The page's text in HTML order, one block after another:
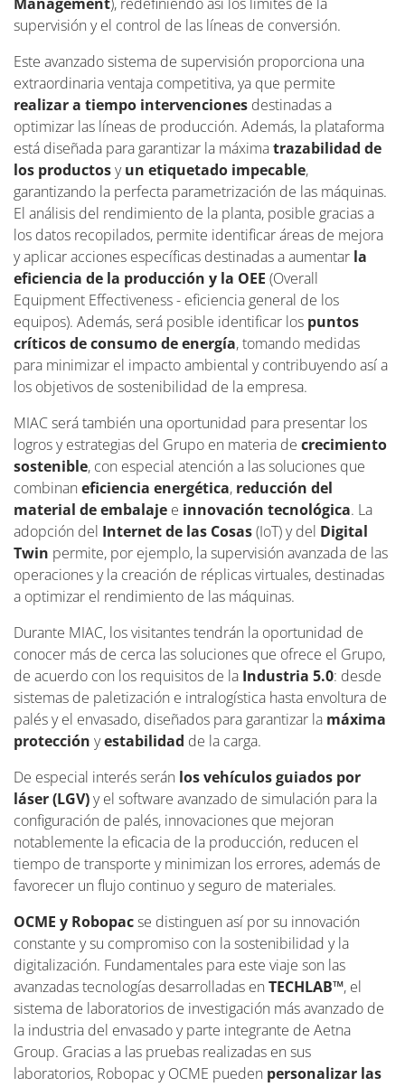
supervisión y el control de las líneas de conversión.
Este avanzado sistema de supervisión proporciona una
extraordinaria ventaja competitiva, ya que permite
realizar a tiempo intervenciones destinadas a
optimizar las líneas de producción. Además, la plataforma
está diseñada para garantizar la máximatrazabilidad de
los productosyun etiquetado impecable,
garantizando la perfecta parametrización de las máquinas.
El análisis del rendimiento de la planta, posible gracias a
los datos recopilados, permite identificar áreas de mejora
y aplicar acciones específicas destinadas a aumentar la
eficiencia de la producción y la OEE (Overall
Equipment Effectiveness - eficiencia general de los
equipos). Además, será posible identificar los puntos
críticos de consumo de energía, tomando medidas
para minimizar el impacto ambiental y contribuyendo así a
los objetivos de sostenibilidad de la empresa.
MIAC será también una oportunidad para presentar los
logros y estrategias del Grupo en materia de crecimiento
sostenible, con especial atención a las soluciones que
combinan eficiencia energética, reducción del
material de embalaje e innovación tecnológica. La
adopción del Internet de las Cosas(IoT) y del Digital
Twin permite, por ejemplo, la supervisión avanzada de las
operaciones y la creación de réplicas virtuales, destinadas
a optimizar el rendimiento de las máquinas.
Durante MIAC, los visitantes tendrán la oportunidad de
conocer más de cerca las soluciones que ofrece el Grupo,
de acuerdo con los requisitos de la Industria 5.0: desde
sistemas de paletización e intralogística hasta envoltura de
palés y el envasado, diseñados para garantizar la máxima
protección yestabilidad de la carga.
De especial interés serán los vehículosguiados por
láser (LGV)y el software avanzado de simulación para la
configuración de palés, innovaciones que mejoran
notablemente la eficacia de la producción, reducen el
tiempo de transporte y minimizan los errores, además de
favorecer un flujo continuo y seguro de materiales.
OCME y Robopacse distinguen así por su innovación
constante y su compromiso con la sostenibilidad y la
digitalización. Fundamentales para este viaje son las
avanzadas tecnologías desarrolladas en TECHLAB™, el
sistema de laboratorios de investigación más avanzado de
la industria del envasado y parte integrante de Aetna
Group. Gracias a las pruebas realizadas en sus
laboratorios, Robopac y OCME pueden personalizar las